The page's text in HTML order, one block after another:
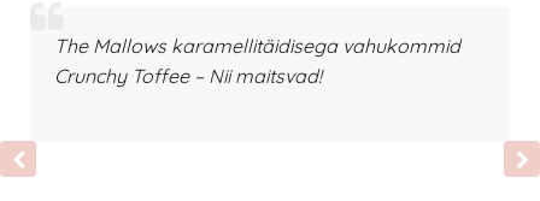
The Mallows karamellitäidisega vahukommid
Crunchy Toffee – Nii maitsvad!